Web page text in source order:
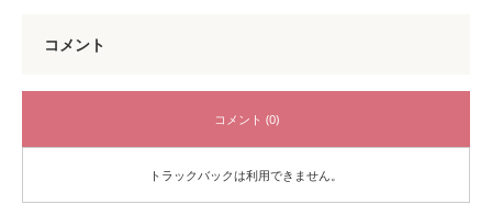
コメント
コメント (0)
トラックバックは利用できません。